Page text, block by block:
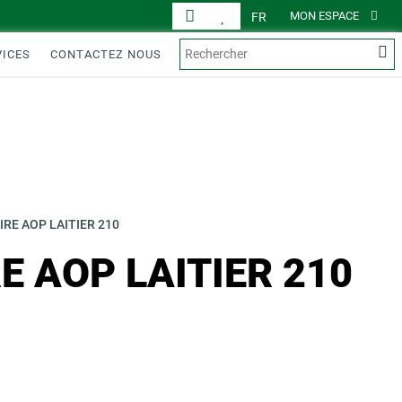
MON ESPACE
FR
CONTACTEZ NOUS
AOP LAITIER 210
AOP LAITIER 210